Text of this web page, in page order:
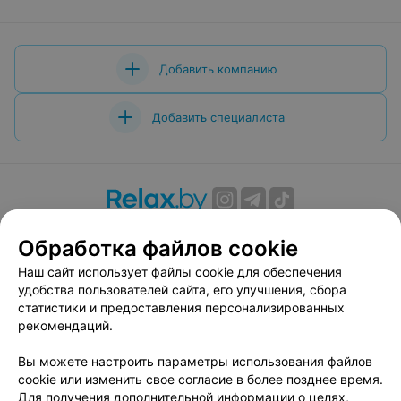
Добавить компанию
Добавить специалиста
Вакансии
Публичный договор
Способы оплаты
Публичный договор по использованию сервиса
«Афиша»
Пользовательское соглашение
Связаться по вопросам сотрудничества
Написать руководителю relax.by
Обработка файлов cookie
Наш сайт использует файлы cookie для обеспечения
удобства пользователей сайта, его улучшения, сбора
статистики и предоставления персонализированных
рекомендаций.
Вы можете настроить параметры использования файлов
cookie или изменить свое согласие в более позднее время.
Для получения дополнительной информации о целях,